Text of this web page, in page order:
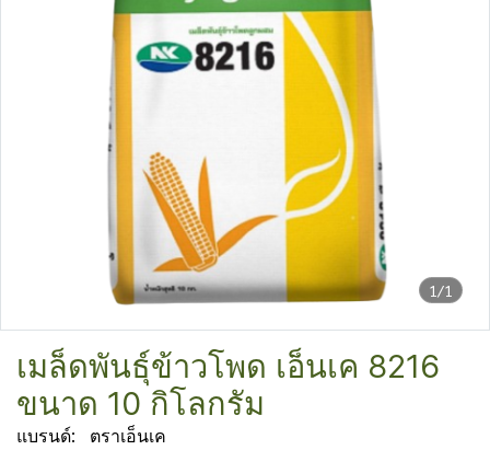
1/1
เมล็ดพันธุ์ข้าวโพด เอ็นเค 8216
ขนาด 10 กิโลกรัม
แบรนด์:
ตราเอ็นเค